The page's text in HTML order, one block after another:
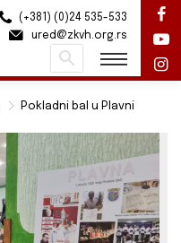
Pokladni bal u Plavni
(+381) (0)24 535-533
ured@zkvh.org.rs
Pretraži